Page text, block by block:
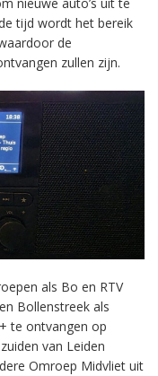
tijd wordt het bereik
de
zullen zijn.
als Bo en RTV
Bollenstreek als
te ontvangen op
van Leiden
Omroep Midvliet uit